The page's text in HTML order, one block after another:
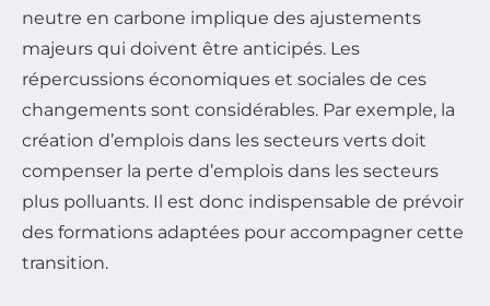
neutre en carbone implique des ajustements
majeurs qui doivent être anticipés. Les
répercussions économiques et sociales de ces
changements sont considérables. Par exemple, la
création d’emplois dans les secteurs verts doit
compenser la perte d’emplois dans les secteurs
plus polluants. Il est donc indispensable de prévoir
des formations adaptées pour accompagner cette
transition.